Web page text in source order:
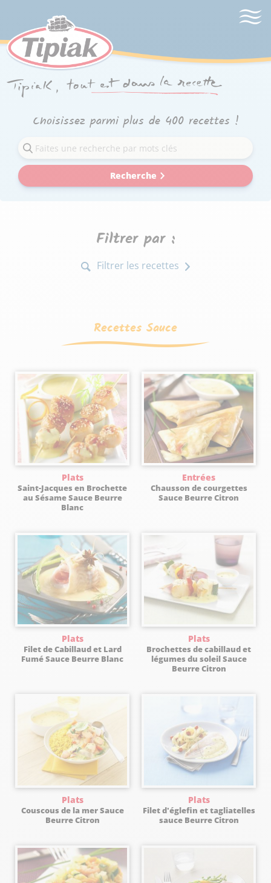
Choisissez parmi plus de 400 recettes !
Recherche
Filtrer par :
Filtrer les recettes
Recettes Sauce
Plats
Saint-Jacques en Brochette
au Sésame Sauce Beurre
Blanc
Entrées
Chausson de courgettes
Sauce Beurre Citron
Plats
Filet de Cabillaud et Lard
Fumé Sauce Beurre Blanc
Plats
Brochettes de cabillaud et
légumes du soleil Sauce
Beurre Citron
Plats
Couscous de la mer Sauce
Beurre Citron
Plats
Filet d'églefin et tagliatelles
sauce Beurre Citron